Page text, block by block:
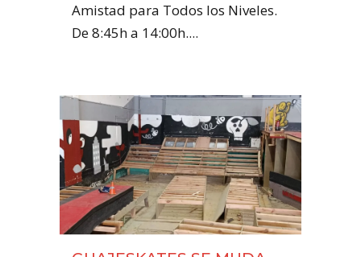
Amistad para Todos los Niveles.
De 8:45h a 14:00h....